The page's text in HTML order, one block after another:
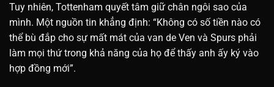
Tuy nhiên, Tottenham quyết tâm giữ chân ngôi sao của
mình. Một nguồn tin khẳng định: “Không có số tiền nào có
thể bù đắp cho sự mất mát của van de Ven và Spurs phải
làm mọi thứ trong khả năng của họ để thấy anh ấy ký vào
hợp đồng mới”.